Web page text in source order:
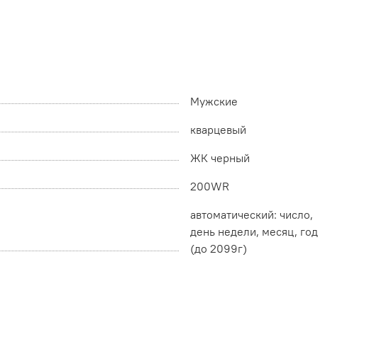
Мужские
кварцевый
ЖК черный
200WR
автоматический: число,
день недели, месяц, год
(до 2099г)